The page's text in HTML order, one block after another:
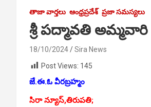
తాజా వార్తలు ఆంధ్రప్రదేశ్ ప్రజా సమస్యలు
శ్రీ పద్మావతి
18/10/2024
Sira News
Post Views: 145
జే.ఈ.ఓ వీరబ్రహ్మం
సిరా న్యూస్,తిరుపతి;